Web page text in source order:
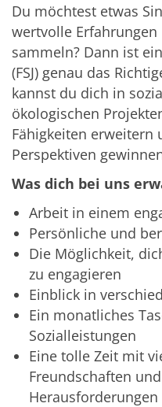
Du möchtest etwas
wertvolle
sammeln? Dann ist
(FSJ) genau das
kannst du dich in
ökologischen
Fähigkeiten erweitern
Perspektiven
Was dich bei uns
Arbeit in einem
Persönliche und
Die Möglichkeit,
zu engagieren
Einblick in
Ein monatliches
Sozialleistungen
Eine tolle Zeit mit
Freundschaften
Herausforderungen